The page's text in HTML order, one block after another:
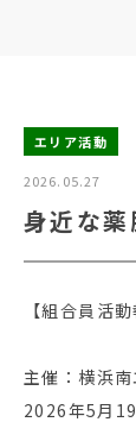
エリア活動
2026.05.27
身近な
【組合員活動
主催：横浜南
2026年5月